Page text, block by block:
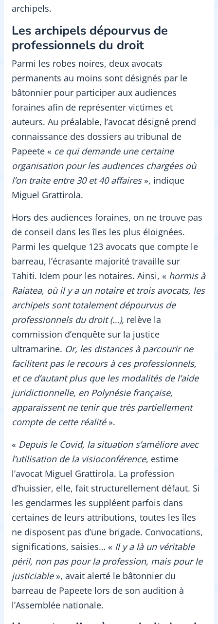
archipels.
Les archipels dépourvus de
professionnels du droit
Parmi les robes noires, deux avocats
permanents au moins sont désignés par le
bâtonnier pour participer aux audiences
foraines afin de représenter victimes et
auteurs. Au préalable, l’avocat désigné prend
connaissance des dossiers au tribunal de
Papeete « ce qui demande une certaine
organisation pour les audiences chargées où
l’on traite entre 30 et 40 affaires», indique
Miguel Grattirola.
Hors des audiences foraines, on ne trouve pas
de conseil dans les îles les plus éloignées.
Parmi les quelque 123 avocats que compte le
barreau, l’écrasante majorité travaille sur
Tahiti. Idem pour les notaires. Ainsi, « hormis à
Raiatea, où il y a un notaire et trois avocats, les
archipels sont totalement dépourvus de
professionnels du droit (…), relève la
commission d’enquête sur la justice
ultramarine. Or, les distances à parcourir ne
facilitent pas le recours à ces professionnels,
et ce d’autant plus que les modalités de l’aide
juridictionnelle, en Polynésie française,
apparaissent ne tenir que très partiellement
compte de cette réalité».
« Depuis le Covid, la situation s’améliore avec
l’utilisation de la visioconférence, estime
l’avocat Miguel Grattirola. La profession
d’huissier, elle, fait structurellement défaut. Si
les gendarmes les suppléent parfois dans
certaines de leurs attributions, toutes les îles
ne disposent pas d’une brigade. Convocations,
significations, saisies… « Il y a là un véritable
péril, non pas pour la profession, mais pour le
justiciable», avait alerté le bâtonnier du
barreau de Papeete lors de son audition à
l’Assemblée nationale.